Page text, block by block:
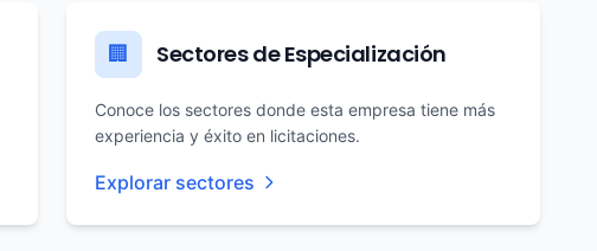
🏢 Sectores de Especialización
Conoce los sectores donde esta empresa tiene más
experiencia y éxito en licitaciones.
Explorar sectores